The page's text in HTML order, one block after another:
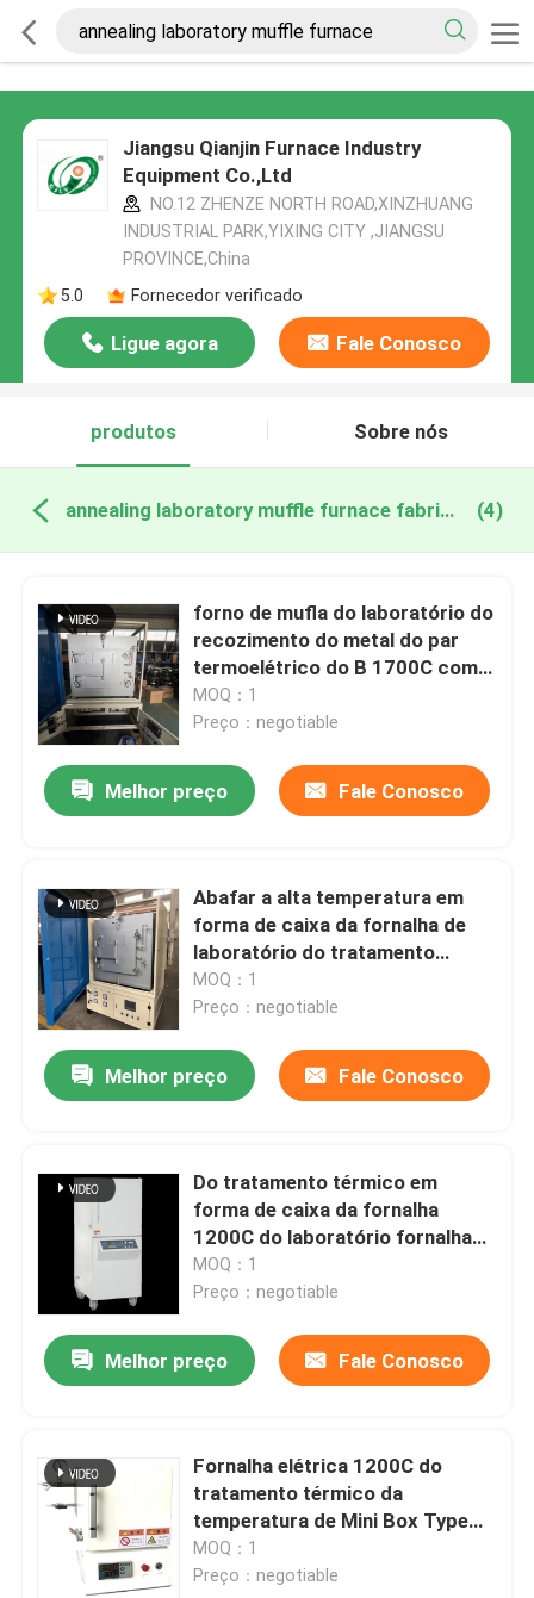
Jiangsu Qianjin Furnace Industry
Equipment Co.,Ltd
NO.12 ZHENZE NORTH ROAD,XINZHUANG
INDUSTRIAL PARK,YIXING CITY ,JIANGSU
PROVINCE,China
5.0
Fornecedor verificado
Ligue agora Fale Conosco
produtos Sobre nós
annealing laboratory muffle furnace fabricação online (4)
forno de mufla do laboratório do
recozimento do metal do par
termoelétrico do B 1700C com
molibdênio Rod do silicone
MOQ：1
Preço：negotiable
Melhor preço Fale Conosco
Abafar a alta temperatura em
forma de caixa da fornalha de
laboratório do tratamento
térmico da fornalha 1700C com
molibdênio Rod do silicone
MOQ：1
Preço：negotiable
Melhor preço Fale Conosco
Do tratamento térmico em
forma de caixa da fornalha
1200C do laboratório fornalha
elétrica de alta temperatura com
fio de resistência
MOQ：1
Preço：negotiable
Melhor preço Fale Conosco
Fornalha elétrica 1200C do
tratamento térmico da
temperatura de Mini Box Type
Furnace High
MOQ：1
Preço：negotiable